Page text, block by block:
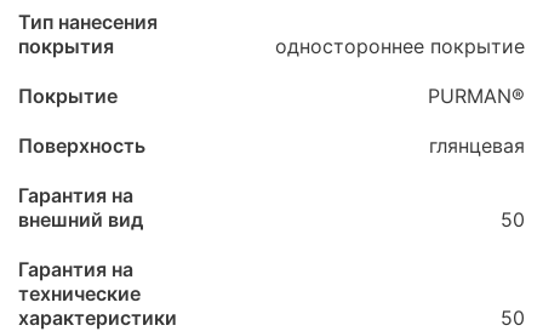
Тип нанесения
покрытия
одностороннее покрытие
Покрытие PURMAN®
Поверхность глянцевая
Гарантия на
внешний вид
50
Гарантия на
технические
характеристики
50